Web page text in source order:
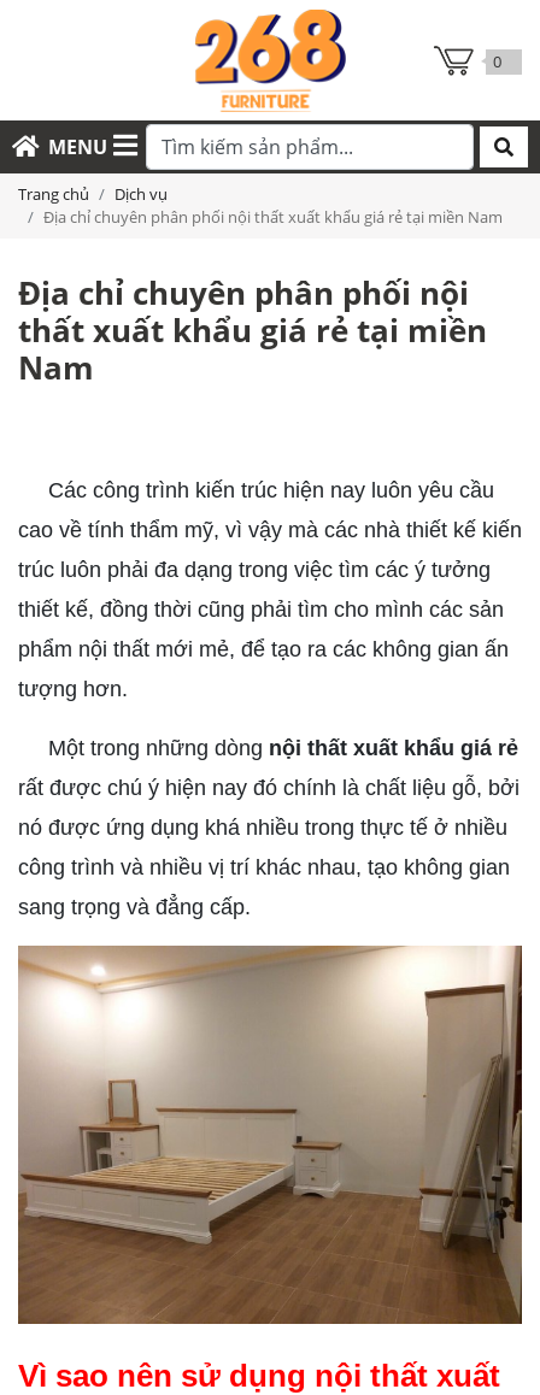
0
MENU
Trang chủ
Dịch vụ
Địa chỉ chuyên phân phối nội thất xuất khẩu giá rẻ tại miền Nam
Địa chỉ chuyên phân phối nội
thất xuất khẩu giá rẻ tại miền
Nam
Các công trình kiến trúc hiện nay luôn yêu cầu
cao về tính thẩm mỹ, vì vậy mà các nhà thiết kế kiến
trúc luôn phải đa dạng trong việc tìm các ý tưởng
thiết kế, đồng thời cũng phải tìm cho mình các sản
phẩm nội thất mới mẻ, để tạo ra các không gian ấn
tượng hơn.
Một trong những dòng nội thất xuất khẩu giá rẻ
rất được chú ý hiện nay đó chính là chất liệu gỗ, bởi
nó được ứng dụng khá nhiều trong thực tế ở nhiều
công trình và nhiều vị trí khác nhau, tạo không gian
sang trọng và đẳng cấp.
Vì sao nên sử dụng nội thất xuất